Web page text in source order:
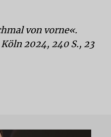
von vorne«.
2024, 240 S., 23